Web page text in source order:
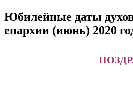
Юбилейные даты
епархии (июнь) 2020